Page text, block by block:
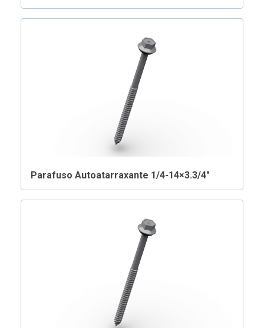
Parafuso Autoatarraxante 1/4-14×3.3/4″